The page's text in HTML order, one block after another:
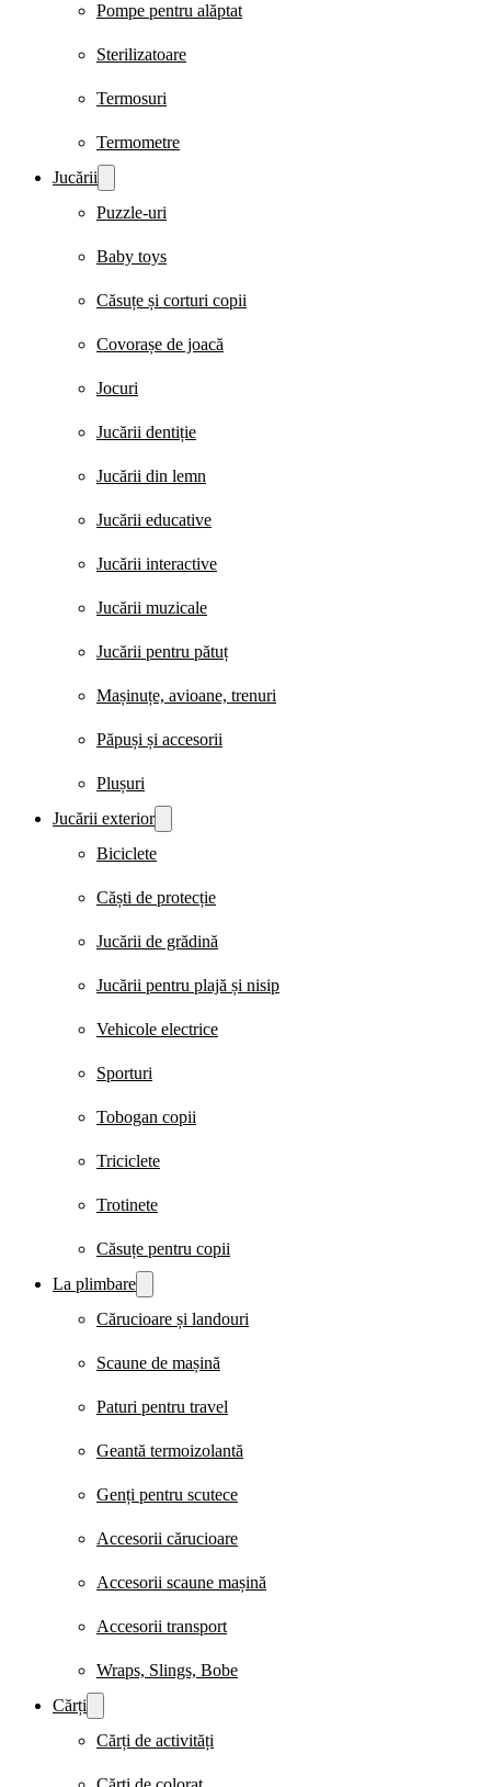
Pompe pentru alăptat
Sterilizatoare
Termosuri
Termometre
Jucării
Puzzle-uri
Baby toys
Căsuțe și corturi copii
Covorașe de joacă
Jocuri
Jucării dentiție
Jucării din lemn
Jucării educative
Jucării interactive
Jucării muzicale
Jucării pentru pătuț
Mașinuțe, avioane, trenuri
Păpuși și accesorii
Plușuri
Jucării exterior
Biciclete
Căști de protecție
Jucării de grădină
Jucării pentru plajă și nisip
Vehicole electrice
Sporturi
Tobogan copii
Triciclete
Trotinete
Căsuțe pentru copii
La plimbare
Cărucioare și landouri
Scaune de mașină
Paturi pentru travel
Geantă termoizolantă
Genți pentru scutece
Accesorii cărucioare
Accesorii scaune mașină
Accesorii transport
Wraps, Slings, Bobe
Cărți
Cărți de activități